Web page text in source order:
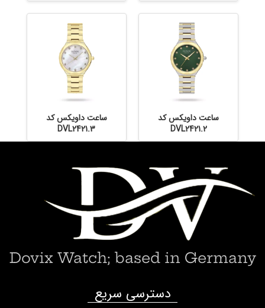
ساعت داویکس کد
DVL2421.2
ساعت داویکس کد
DVL2421.3
دسترسی سریع
Dovix Watch; based in Germany